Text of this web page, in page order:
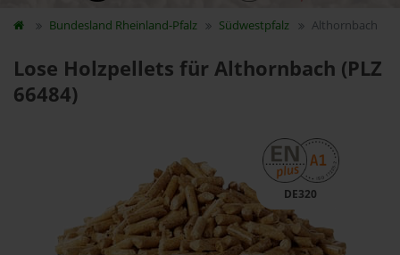
Bundesland Rheinland-Pfalz Südwestpfalz Althornbach
Lose Holzpellets für Althornbach (PLZ
66484)
DE320